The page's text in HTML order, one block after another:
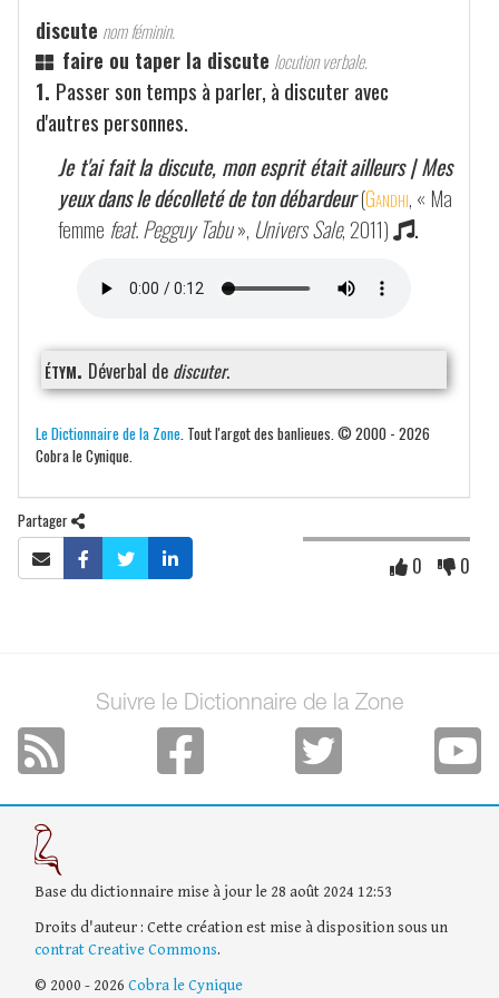
discute nom féminin.
faire ou taper la discute locution verbale.
1. Passer son temps à parler, à discuter avec
d'autres personnes.
Je t'ai fait la discute, mon esprit était ailleurs | Mes
yeux dans le décolleté de ton débardeur (Gandhi, « Ma
femme feat. Pegguy Tabu», Univers Sale, 2011) .
étym. Déverbal de discuter.
Le Dictionnaire de la Zone . Tout l'argot des banlieues. © 2000 - 2026
Cobra le Cynique.
Partager
0 0
Suivre le Dictionnaire de la Zone
Base du dictionnaire mise à jour le 28 août 2024 12:53
Droits d'auteur : Cette création est mise à disposition sous un
contrat Creative Commons.
© 2000 - 2026 Cobra le Cynique